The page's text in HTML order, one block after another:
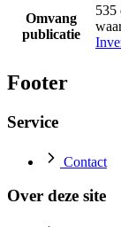
Omvang
publicatie
535
Footer
Service
Contact
Over deze site